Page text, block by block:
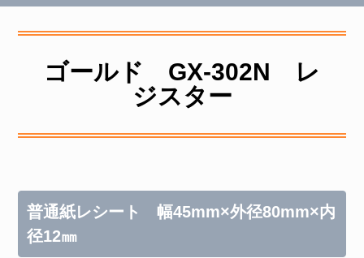
ゴールド GX-302N レ
ジスター
普通紙レシート 幅45mm×外径80mm×内
径12㎜